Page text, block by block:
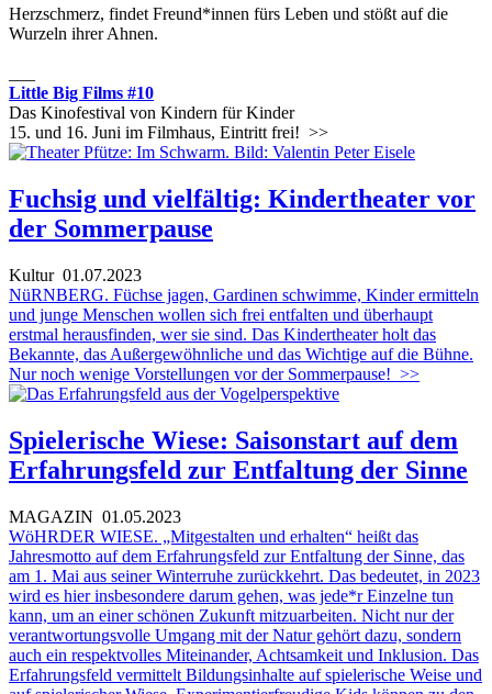
Herzschmerz, findet Freund*innen fürs Leben und stößt auf die
Wurzeln ihrer Ahnen.
Little Big Films #10
Das Kinofestival von Kindern für Kinder
15. und 16. Juni im Filmhaus, Eintritt frei! >>
Fuchsig und vielfältig: Kindertheater vor
der Sommerpause
Kultur01.07.2023
NüRNBERG. Füchse jagen, Gardinen schwimme, Kinder ermitteln
und junge Menschen wollen sich frei entfalten und überhaupt
erstmal herausfinden, wer sie sind. Das Kindertheater holt das
Bekannte, das Außergewöhnliche und das Wichtige auf die Bühne.
Nur noch wenige Vorstellungen vor der Sommerpause! >>
Spielerische Wiese: Saisonstart auf dem
Erfahrungsfeld zur Entfaltung der Sinne
MAGAZIN 01.05.2023
WöHRDER WIESE. „Mitgestalten und erhalten“ heißt das
Jahresmotto auf dem Erfahrungsfeld zur Entfaltung der Sinne, das
am 1. Mai aus seiner Winterruhe zurückkehrt. Das bedeutet, in 2023
wird es hier insbesondere darum gehen, was jede*r Einzelne tun
kann, um an einer schönen Zukunft mitzuarbeiten. Nicht nur der
verantwortungsvolle Umgang mit der Natur gehört dazu, sondern
auch ein respektvolles Miteinander, Achtsamkeit und Inklusion. Das
Erfahrungsfeld vermittelt Bildungsinhalte auf spielerische Weise und